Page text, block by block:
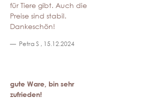
für Tiere gibt. Auch die
Preise sind stabil.
Dankeschön!
Petra S , 15.12.2024
gute Ware, bin sehr
zufrieden!